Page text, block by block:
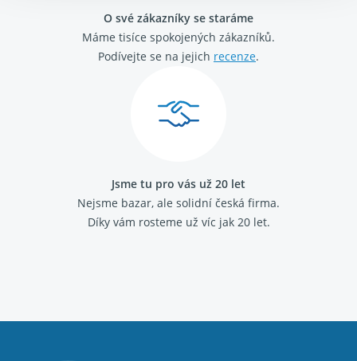
O své zákazníky se staráme
Máme tisíce spokojených zákazníků.
Podívejte se na jejich recenze.
Jsme tu pro vás už 20 let
Nejsme bazar, ale solidní česká firma.
Díky vám rosteme už víc jak 20 let.